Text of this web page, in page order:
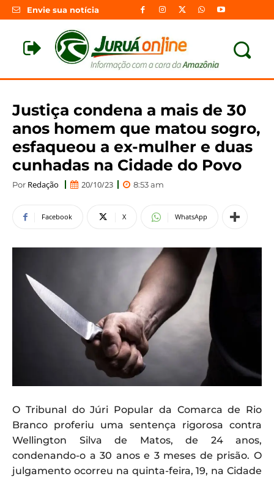
Envie sua notícia
Justiça condena a mais de 30
anos homem que matou sogro,
esfaqueou a ex-mulher e duas
cunhadas na Cidade do Povo
Por Redação 20/10/23 8:53 am
Facebook X WhatsApp
O Tribunal do Júri Popular da Comarca de Rio
Branco proferiu uma sentença rigorosa contra
Wellington Silva de Matos, de 24 anos,
condenando-o a 30 anos e 3 meses de prisão. O
julgamento ocorreu na quinta-feira, 19, na Cidade